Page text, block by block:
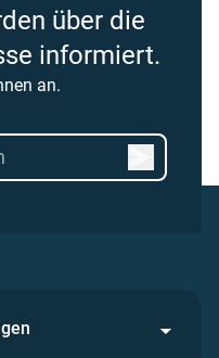
über die
informiert.
an.